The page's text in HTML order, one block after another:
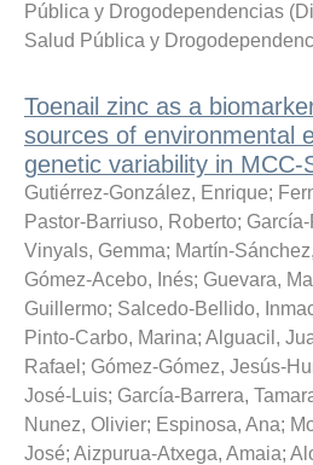
Pública y Drogodependencias (
Salud Pública y
Toenail zinc as a
sources of environmental
genetic variability in MCC-
Gutiérrez-González, Enrique;
Pastor-Barriuso, Roberto;
Vinyals, Gemma; Martín-
Gómez-Acebo, Inés; Guevara,
Guillermo; Salcedo-Bellido,
Pinto-Carbo, Marina; Alguacil,
Rafael ; Gómez-Gómez, Jesús-
José-Luis; García-Barrera,
Nunez, Olivier; Espinosa, Ana;
José; Aizpurua-Atxega, Amaia;